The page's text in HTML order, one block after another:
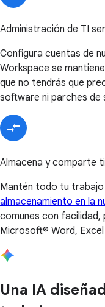
Administración de TI
Configura cuentas de
Workspace se
que no tendrás que
software ni parches de
Almacena y comparte
Mantén todo tu trabajo
almacenamiento en la
comunes con
Microsoft® Word, Excel
Una IA